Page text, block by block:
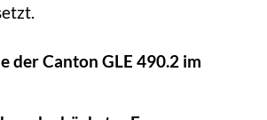
der Canton GLE 490.2 im